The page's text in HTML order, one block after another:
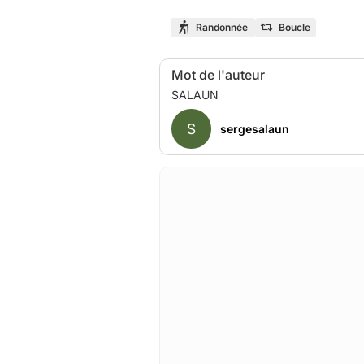
Randonnée Boucle
Mot de l'auteur
S sergesalaun